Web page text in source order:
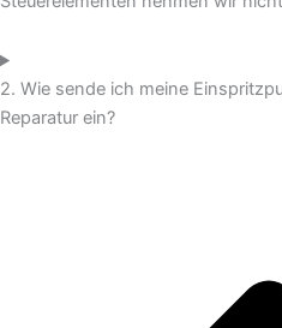
2. Wie sende ich meine
Reparatur ein?